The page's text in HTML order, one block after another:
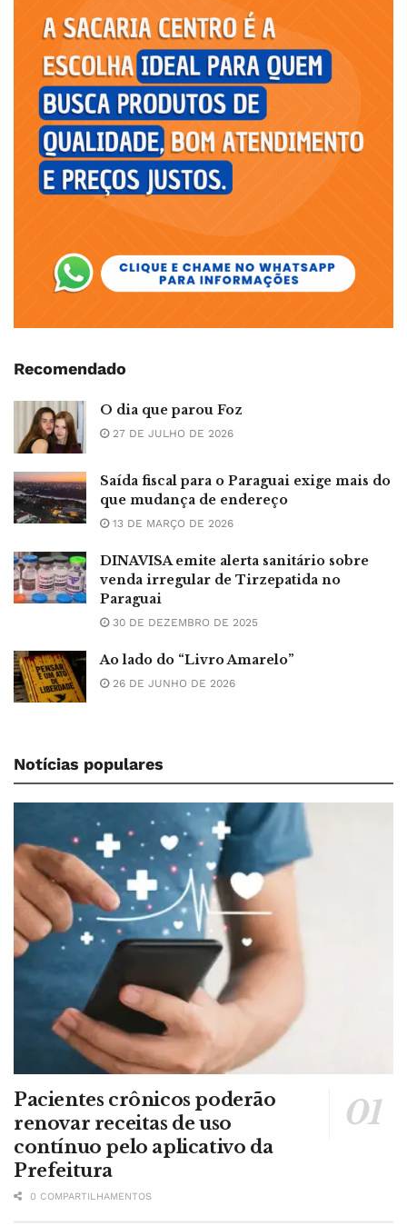
Recomendado
O dia que parou Foz
27 DE JULHO DE 2026
Saída fiscal para o Paraguai exige mais do
que mudança de endereço
13 DE MARÇO DE 2026
DINAVISA emite alerta sanitário sobre
venda irregular de Tirzepatida no
Paraguai
30 DE DEZEMBRO DE 2025
Ao lado do “Livro Amarelo”
26 DE JUNHO DE 2026
Notícias populares
Pacientes crônicos poderão
renovar receitas de uso
contínuo pelo aplicativo da
Prefeitura
0 COMPARTILHAMENTOS